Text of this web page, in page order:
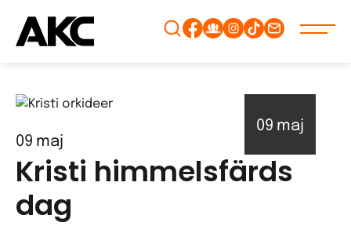
Gå
09 maj
09 maj
Kristi himmelsfärds
dag